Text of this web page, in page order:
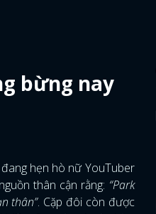
bừng nay
hẹn hò nữ YouTuber
thân cận rằng: “Park
thân”. Cặp đôi còn được